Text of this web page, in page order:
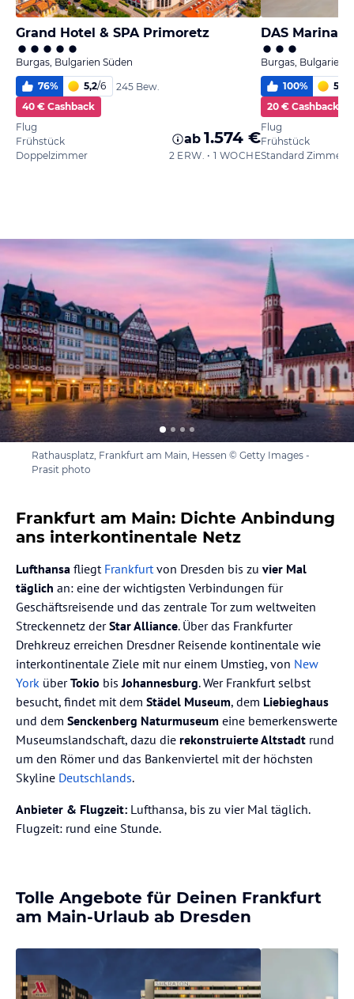
Grand Hotel & SPA Primoretz
Burgas, Bulgarien Süden
76% 5,2/6
245 Bew.
40 € Cashback
Flug
Frühstück
Doppelzimmer
ab 1.574 €
2 ERW. • 1 WOCHE
DAS Marina
Burgas, Bulgarien
100% 5,0
20 € Cashback
Flug
Frühstück
Standard Zimmer
Rathausplatz, Frankfurt am Main, Hessen © Getty Images -
Prasit photo
Frankfurt am Main: Dichte Anbindung
ans interkontinentale Netz
Lufthansa fliegt Frankfurt von Dresden bis zu vier Mal
täglich an: eine der wichtigsten Verbindungen für
Geschäftsreisende und das zentrale Tor zum weltweiten
Streckennetz derStar Alliance. Über das Frankfurter
Drehkreuz erreichen Dresdner Reisende kontinentale wie
interkontinentale Ziele mit nur einem Umstieg, von New
York überTokio bis Johannesburg. Wer Frankfurt selbst
besucht, findet mit dem Städel Museum, dem Liebieghaus
und dem Senckenberg Naturmuseum eine bemerkenswerte
Museumslandschaft, dazu die rekonstruierte Altstadt rund
um den Römer und das Bankenviertel mit der höchsten
Skyline Deutschlands.
Anbieter & Flugzeit: Lufthansa, bis zu vier Mal täglich.
Flugzeit: rund eine Stunde.
Tolle Angebote für Deinen Frankfurt
am Main-Urlaub ab Dresden